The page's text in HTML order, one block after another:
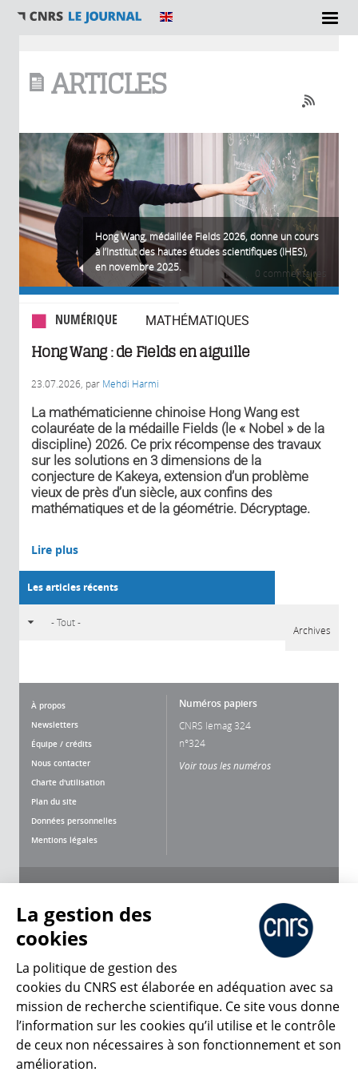
ARTICLES
Hong Wang, médaillée Fields 2026, donne un cours
à l’Institut des hautes études scientifiques (IHES),
en novembre 2025.
NUMÉRIQUE MATHÉMATIQUES
0 commentaires
Hong Wang : de Fields en aiguille
23.07.2026 , par Mehdi Harmi
La mathématicienne chinoise Hong Wang est
colauréate de la médaille Fields (le « Nobel » de la
discipline) 2026. Ce prix récompense des travaux
sur les solutions en 3 dimensions de la
conjecture de Kakeya, extension d’un problème
vieux de près d’un siècle, aux confins des
mathématiques et de la géométrie. Décryptage.
Lire plus
Les articles récents
Archives
À propos
Newsletters
Équipe / crédits
Nous contacter
Charte d'utilisation
Plan du site
Données personnelles
Mentions légales
Numéros papiers
CNRS lemag 324
n°324
Voir tous les numéros
CNRS Le Mag
© 2026, CNRS
La gestion des
cookies
La politique de gestion des
cookies du CNRS est élaborée en adéquation avec sa
mission de recherche scientifique. Ce site vous donne
l’information sur les cookies qu’il utilise et le contrôle
de ceux non nécessaires à son fonctionnement et son
amélioration.